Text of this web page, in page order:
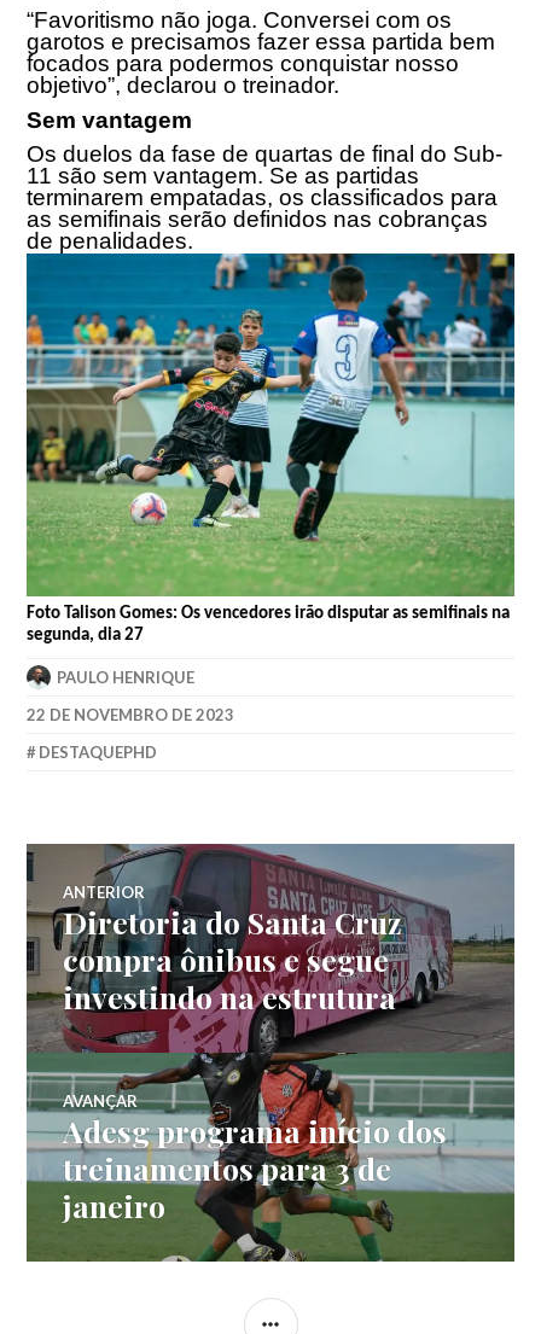
“Favoritismo não joga. Conversei com os
garotos e precisamos fazer essa partida bem
focados para podermos conquistar nosso
objetivo”, declarou o treinador.
Sem vantagem
Os duelos da fase de quartas de final do Sub-
11 são sem vantagem. Se as partidas
terminarem empatadas, os classificados para
as semifinais serão definidos nas cobranças
de penalidades.
Foto Talison Gomes: Os vencedores irão disputar as semifinais na
segunda, dia 27
PAULO HENRIQUE
22 DE NOVEMBRO DE 2023
DESTAQUEPHD
ANTERIOR
Diretoria do Santa Cruz
compra ônibus e segue
investindo na estrutura
AVANÇAR
Adesg programa início dos
treinamentos para 3 de
janeiro